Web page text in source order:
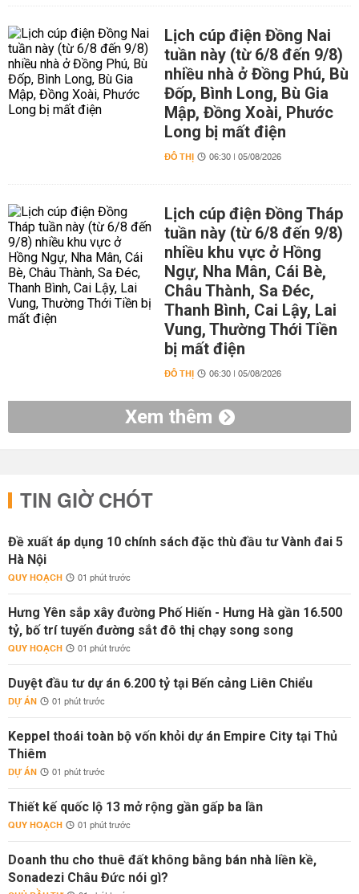
Lịch cúp điện Đồng Nai
tuần này (từ 6/8 đến 9/8)
nhiều nhà ở Đồng Phú, Bù
Đốp, Bình Long, Bù Gia
Mập, Đồng Xoài, Phước
Long bị mất điện
ĐÔ THỊ 06:30 | 05/08/2026
Lịch cúp điện Đồng Tháp
tuần này (từ 6/8 đến 9/8)
nhiều khu vực ở Hồng
Ngự, Nha Mân, Cái Bè,
Châu Thành, Sa Đéc,
Thanh Bình, Cai Lậy, Lai
Vung, Thường Thới Tiền
bị mất điện
ĐÔ THỊ 06:30 | 05/08/2026
Xem thêm
TIN GIỜ CHÓT
Đề xuất áp dụng 10 chính sách đặc thù đầu tư Vành đai 5
Hà Nội
QUY HOẠCH 01 phút trước
Hưng Yên sắp xây đường Phố Hiến - Hưng Hà gần 16.500
tỷ, bố trí tuyến đường sắt đô thị chạy song song
QUY HOẠCH 01 phút trước
Duyệt đầu tư dự án 6.200 tỷ tại Bến cảng Liên Chiểu
DỰ ÁN 01 phút trước
Keppel thoái toàn bộ vốn khỏi dự án Empire City tại Thủ
Thiêm
DỰ ÁN 01 phút trước
Thiết kế quốc lộ 13 mở rộng gần gấp ba lần
QUY HOẠCH 01 phút trước
Doanh thu cho thuê đất không bằng bán nhà liền kề,
Sonadezi Châu Đức nói gì?